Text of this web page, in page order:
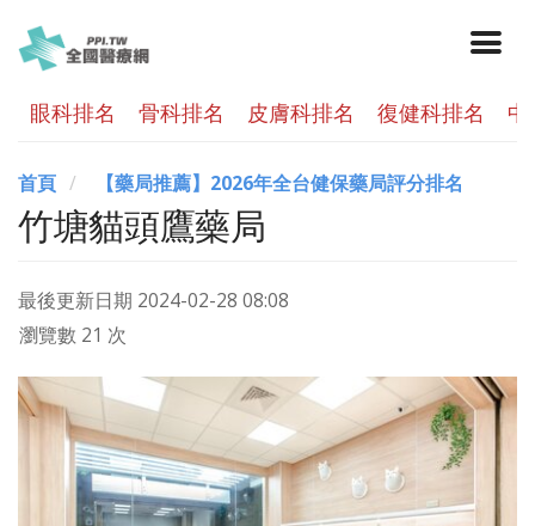
眼科排名 骨科排名 皮膚科排名 復健科排名
首頁 【藥局推薦】2026年全台健保藥局評分排名
竹塘貓頭鷹藥局
最後更新日期 2024-02-28 08:08
瀏覽數 21 次